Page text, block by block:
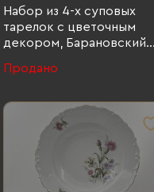
Набор из 4-х суповых
тарелок с цветочным
декором, Барановский
фарфор, роспись, люстр,
гг.
Продано